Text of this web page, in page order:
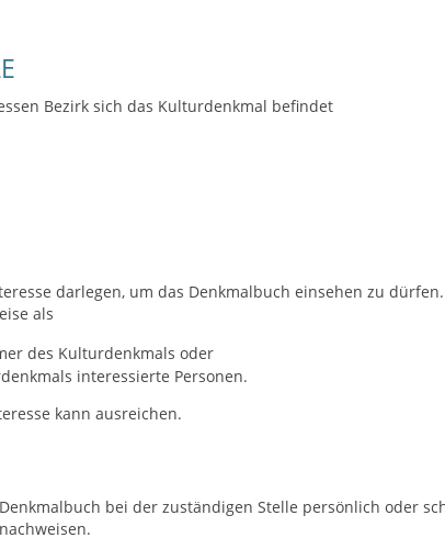
Bezirk sich das Kulturdenkmal befindet
darlegen, um das Denkmalbuch einsehen zu dürfen.
als
des Kulturdenkmals oder
interessierte Personen.
kann ausreichen.
bei der zuständigen Stelle persönlich oder